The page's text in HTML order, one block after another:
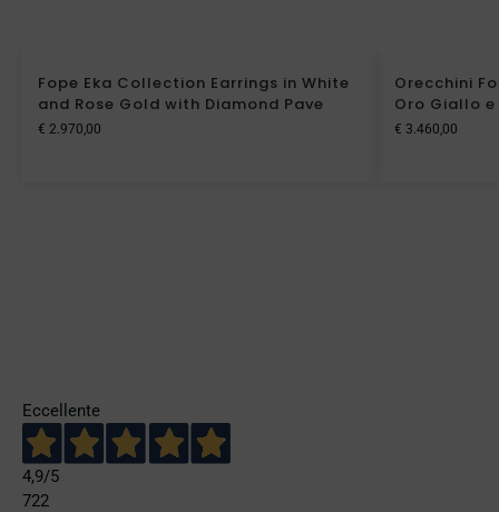
Fope Eka Collection Earrings in White
and Rose Gold with Diamond Pave
€ 2.970,00
Orecchini
Oro Giallo
€ 3.460,00
Eccellente
4,9/5
722